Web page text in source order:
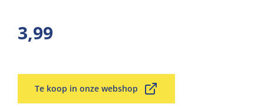
3,99
Te koop in onze webshop